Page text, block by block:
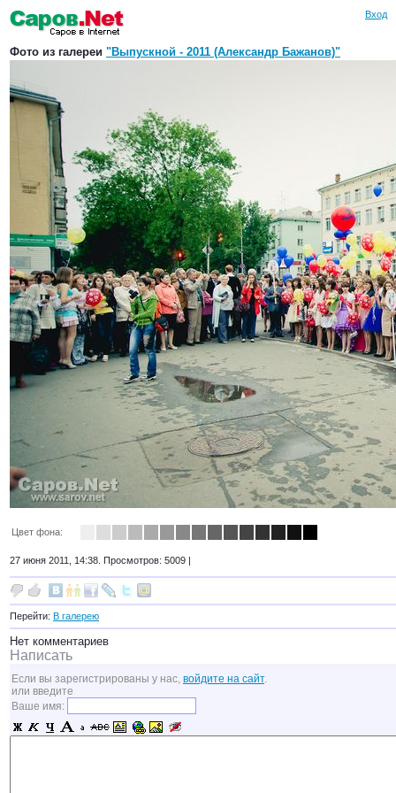
Вход
Фото из галереи "Выпускной - 2011 (Александр Бажанов)"
Цвет фона:
27 июня 2011, 14:38. Просмотров: 5009 |
Перейти: В галерею
Нет комментариев
Написать
Если вы зарегистрированы у нас, войдите на сайт.
или введите
Ваше имя: